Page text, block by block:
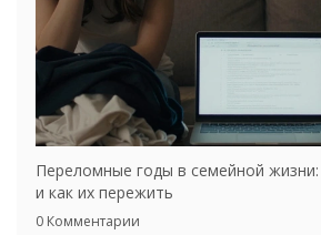
Переломные годы в семейной жизни:
и как их пережить
0 Комментарии